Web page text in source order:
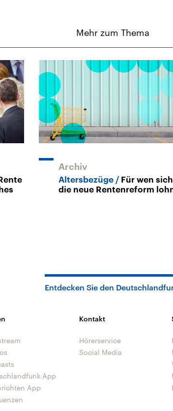
Mehr zum Thema
Archiv
Altersbezüge
Für wen sich
die neue Rentenreform
Entdecken Sie den
App
App
Kontakt
Hörerservice
Social Media